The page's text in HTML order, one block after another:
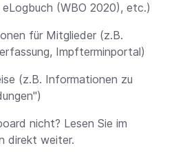
(WBO 2020), etc.)
für Mitglieder (z.B.
Impfterminportal)
(z.B. Informationen zu
nicht? Lesen Sie im
direkt weiter.